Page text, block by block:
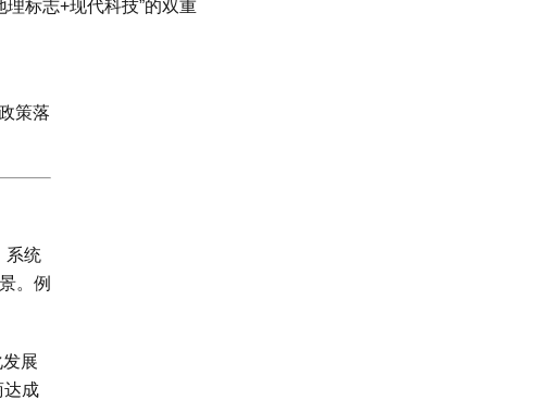
标志+现代科技”的双重
策落
系统
。例
展
达成